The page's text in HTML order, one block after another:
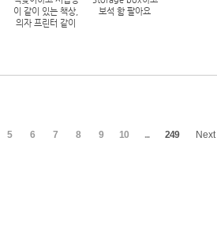
129
이 같이 있는 책상,
의자 프린터 같이
103
보석 함 팔아요
5 6 7 8 9 10 ... 249 Next